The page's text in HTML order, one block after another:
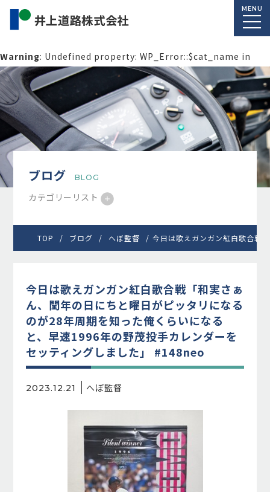
MENU
Warning: Undefined property: WP_Error::$cat_name in
/home/macolab2/inouedoro.co.jp/public_html/wp-
content/themes/inourdoro_theme_2024/single.phpon
line14
ブログ BLOG
カテゴリーリスト
TOP ブログ へぼ監督 今日は歌えガンガン紅白歌合戦
今日は歌えガンガン紅白歌合戦「和実さぁ
ん、閏年の日にちと曜日がピッタリになる
のが28年周期を知った俺くらいになる
と、早速1996年の野茂投手カレンダーを
セッティングしました」 #148neo
2023.12.21 へぼ監督